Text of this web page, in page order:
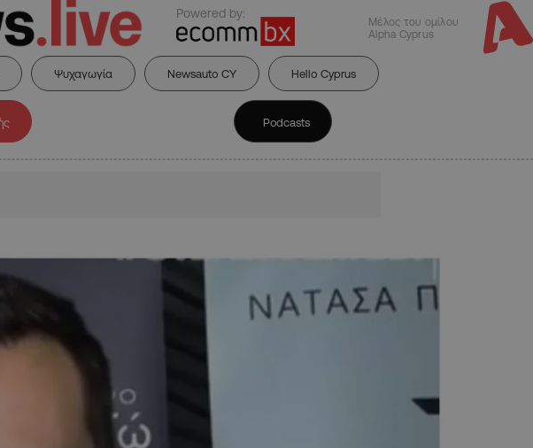
Powered by:
Μέλος του ομίλου
Alpha Cyprus
Ψυχαγωγία Newsauto CY Hello Cyprus
Podcasts